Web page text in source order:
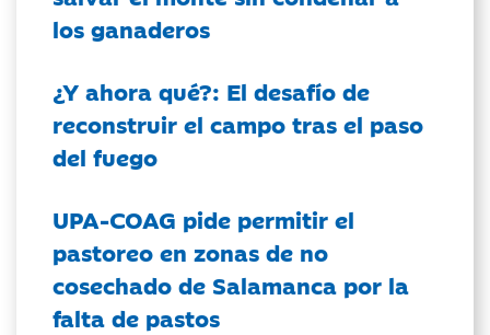
los ganaderos
¿Y ahora qué?: El desafío de
reconstruir el campo tras el paso
del fuego
UPA-COAG pide permitir el
pastoreo en zonas de no
cosechado de Salamanca por la
falta de pastos